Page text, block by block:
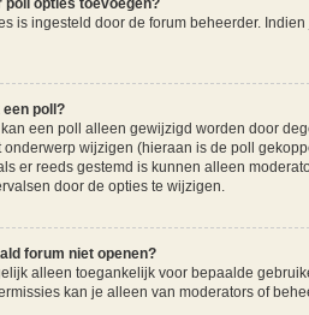
is ingesteld door de forum beheerder.
poll?
een poll alleen gewijzigd worden door
wijzigen (hieraan is de poll
er reeds gestemd is kunnen alleen
door de opties te wijzigen.
forum niet openen?
alleen toegankelijk voor bepaalde
kan je alleen van moderators of